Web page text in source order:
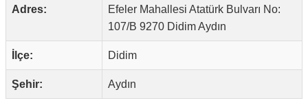
Adres:
Efeler Mahallesi Atatürk Bulvarı No:
107/B 9270 Didim Aydın
İlçe: Didim
Şehir: Aydın